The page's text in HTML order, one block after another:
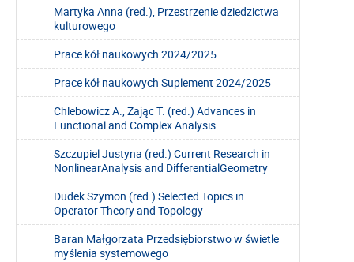
Martyka Anna (red.), Przestrzenie dziedzictwa
kulturowego
Prace kół naukowych 2024/2025
Prace kół naukowych Suplement 2024/2025
Chlebowicz A., Zając T. (red.) Advances in
Functional and Complex Analysis
Szczupiel Justyna (red.) Current Research in
NonlinearAnalysis and DifferentialGeometry
Dudek Szymon (red.) Selected Topics in
Operator Theory and Topology
Baran Małgorzata Przedsiębiorstwo w świetle
myślenia systemowego